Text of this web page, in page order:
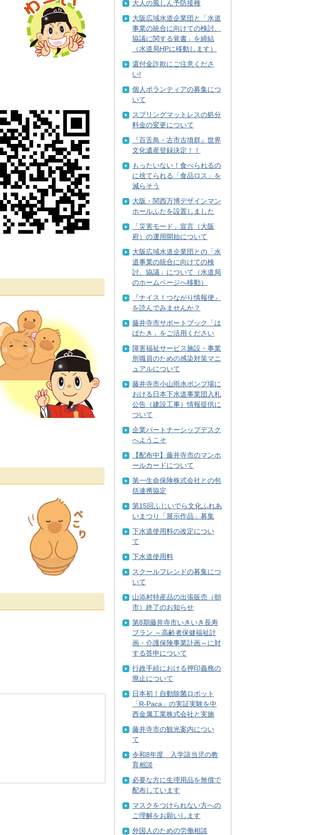
大人の風しん予防接種
大阪広域水道企業団と「水道
事業の統合に向けての検討、
協議に関する覚書」を締結
（水道局HPに移動します）
還付金詐欺にご注意くださ
い!
個人ボランティアの募集につ
いて
スプリングマットレスの処分
料金の変更について
『百舌鳥・古市古墳群』世界
文化遺産登録決定！！
もったいない！食べられるの
に捨てられる「食品ロス」を
減らそう
大阪・関西万博デザインマン
ホールふたを設置しました
「災害モード」宣言（大阪
府）の運用開始について
大阪広域水道企業団との「水
道事業の統合に向けての検
討、協議」について（水道局
のホームページへ移動）
『ナイス！つながり情報便』
を読んでみませんか？
藤井寺市サポートブック「は
ばたき」をご活用ください
障害福祉サービス施設・事業
所職員のための感染対策マニ
ュアルについて
藤井寺市小山雨水ポンプ場に
おける日本下水道事業団入札
公告（建設工事）情報提供に
ついて
企業パートナーシップデスク
へようこそ
【配布中】藤井寺市のマンホ
ールカードについて
第一生命保険株式会社との包
括連携協定
第15回ふじいでら文化ふれあ
いまつり「展示作品」募集
下水道使用料の改定につい
て
下水道使用料
スクールフレンドの募集につ
いて
山添村特産品の出張販売（朝
市）終了のお知らせ
第8期藤井寺市いきいき長寿
プラン ～高齢者保健福祉計
画・介護保険事業計画～に対
する答申について
行政手続における押印義務の
廃止について
日本初！自動除菌ロボット
「R-Paca」の実証実験を中
西金属工業株式会社と実施
藤井寺市の観光案内につい
て
令和8年度 入学該当児の教
育相談
必要な方に生理用品を無償で
配布しています
マスクをつけられない方への
ご理解をお願いします
外国人のための労働相談